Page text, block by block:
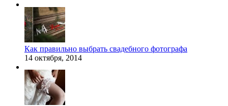
Как правильно выбрать свадебного фотографа
14 октября, 2014